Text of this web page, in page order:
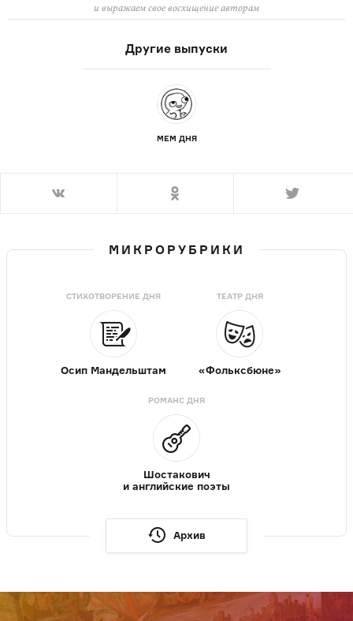
и выражаем свое восхищение авторам
Другие выпуски
МЕМ ДНЯ
МИКРОРУБРИКИ
СТИХОТВОРЕНИЕ ДНЯ
Осип Мандельштам
ТЕАТР ДНЯ
«Фольксбюне»
РОМАНС ДНЯ
Шостакович
и английские поэты
Архив